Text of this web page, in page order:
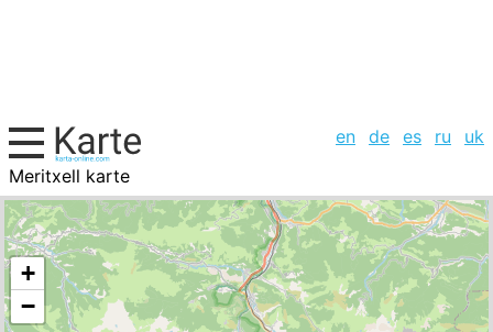
en de es ru
uk
Meritxell karte
Andorra, Städte-Liste
+
−